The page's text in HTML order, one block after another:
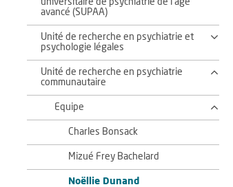
universitaire de psychiatrie de l'âge
avancé (SUPAA)
Unité de recherche en psychiatrie et
psychologie légales
Unité de recherche en psychiatrie
communautaire
Equipe
Charles Bonsack
Mizué Frey Bachelard
Noëllie Dunand